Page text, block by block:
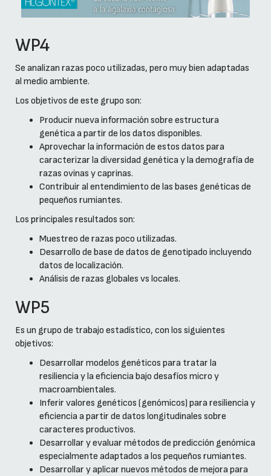
WP4
Se analizan razas poco utilizadas, pero muy bien adaptadas
al medio ambiente.
Los objetivos de este grupo son:
Producir nueva información sobre estructura
genética a partir de los datos disponibles.
Aprovechar la información de estos datos para
caracterizar la diversidad genética y la demografía de
razas ovinas y caprinas.
Contribuir al entendimiento de las bases genéticas de
pequeños rumiantes.
Los principales resultados son:
Muestreo de razas poco utilizadas.
Desarrollo de base de datos de genotipado incluyendo
datos de localización.
Análisis de razas globales vs locales.
WP5
Es un grupo de trabajo estadístico, con los siguientes
objetivos:
Desarrollar modelos genéticos para tratar la
resiliencia y la eficiencia bajo desafíos micro y
macroambientales.
Inferir valores genéticos (genómicos) para resiliencia y
eficiencia a partir de datos longitudinales sobre
caracteres productivos.
Desarrollar y evaluar métodos de predicción genómica
especialmente adaptados a los pequeños rumiantes.
Desarrollar y aplicar nuevos métodos de mejora para